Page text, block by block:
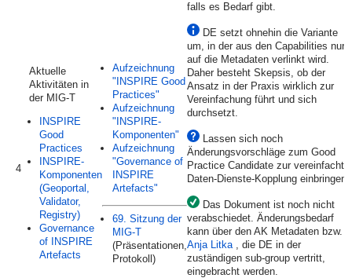
4
Aktuelle
Aktivitäten in
der MIG-T
INSPIRE
Good
Practices
INSPIRE-
Komponenten
(Geoportal,
Validator,
Registry)
Governance
of INSPIRE
Artefacts
Aufzeichnung
"INSPIRE Good
Practices"
Aufzeichnung
"INSPIRE-
Komponenten"
Aufzeichnung
"Governance of
INSPIRE
Artefacts"
69. Sitzung der
MIG-T
(Präsentationen,
Protokoll)
falls es Bedarf gibt.
DE setzt ohnehin die Variante
um, in der aus den Capabilities nur
auf die Metadaten verlinkt wird.
Daher besteht Skepsis, ob der
Ansatz in der Praxis wirklich zur
Vereinfachung führt und sich
durchsetzt.
Lassen sich noch
Änderungsvorschläge zum Good
Practice Candidate zur
Daten-Dienste-Kopplung einbringen?
Das Dokument ist noch nicht
verabschiedet. Änderungsbedarf
kann über den AK Metadaten bzw.
Anja Litka , die DE in der
zuständigen sub-group vertritt,
eingebracht werden.